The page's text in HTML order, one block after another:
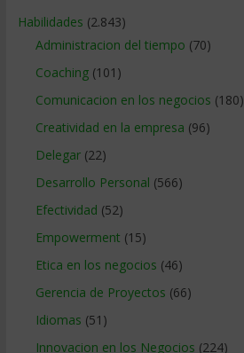
Habilidades (2.843)
Administracion del tiempo (70)
Coaching(101)
Comunicacion en los negocios (180)
Creatividad en la empresa (96)
Delegar(22)
Desarrollo Personal (566)
Efectividad (52)
Empowerment (15)
Etica en los negocios (46)
Gerencia de Proyectos (66)
Idiomas (51)
Innovacion en los Negocios (224)